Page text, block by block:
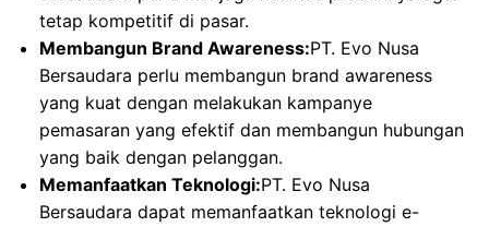
tetap kompetitif di pasar.
Membangun Brand Awareness:PT. Evo Nusa
Bersaudara perlu membangun brand awareness
yang kuat dengan melakukan kampanye
pemasaran yang efektif dan membangun hubungan
yang baik dengan pelanggan.
Memanfaatkan Teknologi:PT. Evo Nusa
Bersaudara dapat memanfaatkan teknologi e-